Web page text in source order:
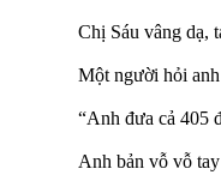
Chị Sáu vâng dạ,
Một người hỏi anh
“Anh đưa cả 405
Anh bản vỗ vỗ